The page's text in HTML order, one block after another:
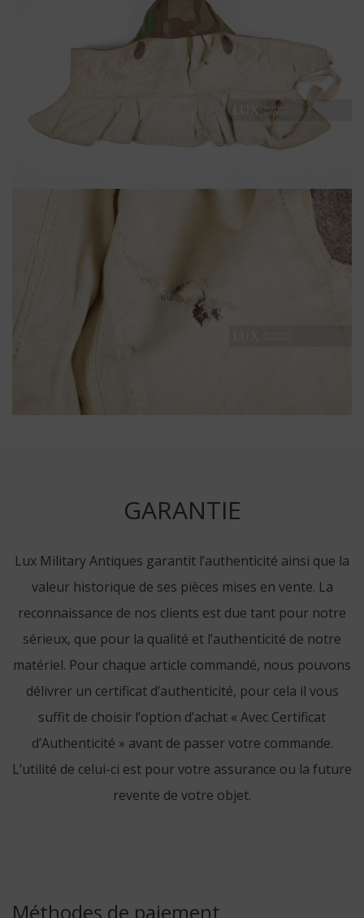
GARANTIE
Lux Military Antiques garantit l’authenticité ainsi que la
valeur historique de ses pièces mises en vente. La
reconnaissance de nos clients est due tant pour notre
sérieux, que pour la qualité et l’authenticité de notre
matériel. Pour chaque article commandé, nous pouvons
délivrer un certificat d’authenticité, pour cela il vous
suffit de choisir l’option d’achat « Avec Certificat
d’Authenticité » avant de passer votre commande.
L’utilité de celui-ci est pour votre assurance ou la future
revente de votre objet.
Méthodes de paiement